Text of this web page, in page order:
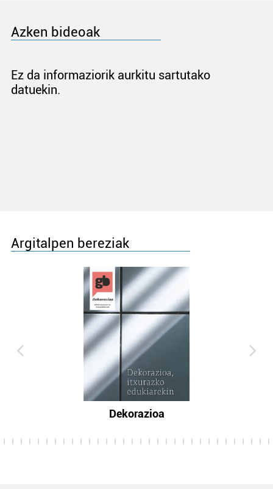
Azken bideoak
Ez da informaziorik aurkitu sartutako
datuekin.
Argitalpen bereziak
Dekorazioa